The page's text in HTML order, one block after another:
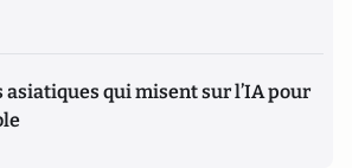
asiatiques qui misent sur l’IA pour